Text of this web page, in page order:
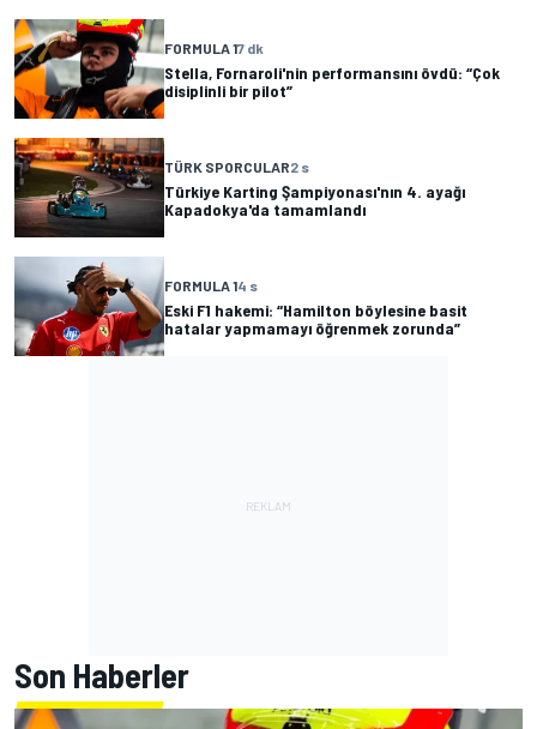
FORMULA 17 dk
Stella, Fornaroli'nin performansını övdü: “Çok
disiplinli bir pilot”
TÜRK SPORCULAR2 s
Türkiye Karting Şampiyonası'nın 4. ayağı
Kapadokya'da tamamlandı
FORMULA 14 s
Eski F1 hakemi: “Hamilton böylesine basit
hatalar yapmamayı öğrenmek zorunda”
Son Haberler